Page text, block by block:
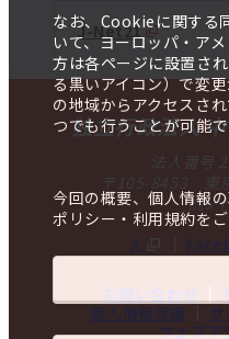
なお、Cookieに関する
いて、ヨーロッパ・ア
方は各ページに設置さ
る黒いアイコン）で変
の地域からアクセスさ
つでも行うことが可能
今回の概要、個人情報
ポリシー・利用規約をご
J-Net21
独立行政法人
法人番号
〒105-8453 東
虎ノ
X
お問い合わせ
個人情報保護
ウェブア